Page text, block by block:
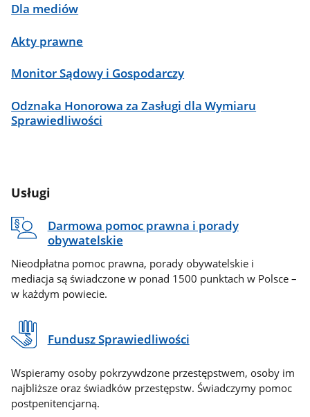
Dla mediów
Akty prawne
Monitor Sądowy i Gospodarczy
Odznaka Honorowa za Zasługi dla Wymiaru
Sprawiedliwości
Usługi
Darmowa pomoc prawna i porady
obywatelskie
Nieodpłatna pomoc prawna, porady obywatelskie i
mediacja są świadczone w ponad 1500 punktach w Polsce –
w każdym powiecie.
Fundusz Sprawiedliwości
Wspieramy osoby pokrzywdzone przestępstwem, osoby im
najbliższe oraz świadków przestępstw. Świadczymy pomoc
postpenitencjarną.